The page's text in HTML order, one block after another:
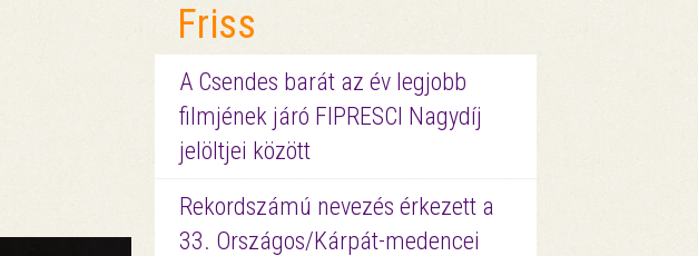
Friss
A Csendes barát az év legjobb
filmjének járó FIPRESCI Nagydíj
jelöltjei között
Rekordszámú nevezés érkezett a
33. Országos/Kárpát-medencei